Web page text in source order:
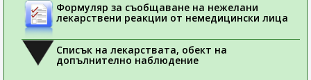
Формуляр за съобщаване на нежелани
лекарствени реакции от немедицински лица
Списък на лекарствата, обект на
допълнително наблюдение